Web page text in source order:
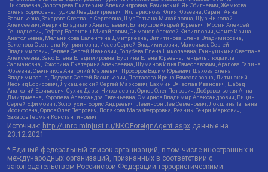
Николаевна, Золотарева Екатерина Александровна, Рачинский Ян Збигневич, Жемкова
Елена Борисовна, Гудков Лев Дмитриевич, Илларионова Юлия Юрьевна, Саранг Анна
Васильевна, Захарова Светлана Сергеевна, Щур Татьяна Михайловна, Щур Николай
Алексеевич, Аверин Владимир Анатольевич, Блинушов Андрей Юрьевич, Мосин Алексей
Геннадьевич, Гефтер Валентин Михайлович, Симонов Алексей Кириллович, Флиге Ирина
Анатольевна, Мельникова Валентина Дмитриевна, Вититинова Елена Владимировна,
Баженова Светлана Куприяновна, Исаев Сергей Владимирович, Максимов Сергей
Владимирович, Беляев Сергей Иванович, Голубева Елена Николаевна, Ганнушкина Светлана
Алексеевна, Закс Елена Владимировна, Буртина Елена Юрьевна, Гендель Людмила
Залмановна, Кокорина Екатерина Алексеевна, Шуманов Илья Вячеславович, Арапова Галина
Юрьевна, Свечников Анатолий Мариевич, Прохоров Вадим Юрьевич, Шахова Елена
Владимировна, Подузов Сергей Васильевич, Протасова Ирина Вячеславовна, Литинский
Леонид Борисович, Лукашевский Сергей Маркович, Бахмин Вячеслав Иванович, Шабад
Анатолий Ефимович, Сухих Дарья Николаевна, Орлов Олег Петрович, Добровольская Анна
Дмитриевна, Королева Александра Евгеньевна, Смирнов Владимир Александрович, Вицин
Сергей Ефимович, Золотухин Борис Андреевич, Левинсон Лев Семенович, Локшина Татьяна
Иосифовна, Орлов Олег Петрович, Полякова Мара Федоровна, Резник Генри Маркович,
Захаров Герман Константинович
Источник: http://unro.minjust.ru/NKOForeignAgent.aspx данные на
23.12.2021
* Единый федеральный список организаций, в том числе иностранных и
международных организаций, признанных в соответствии с
законодательством Российской Федерации террористическими: